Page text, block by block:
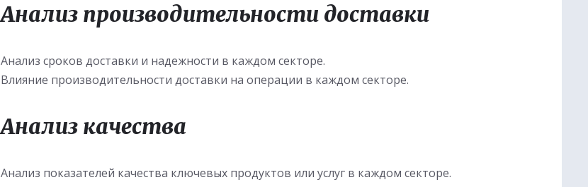
Анализ производительности доставки
Анализ сроков доставки и надежности в каждом секторе.
Влияние производительности доставки на операции в каждом секторе.
Анализ качества
Анализ показателей качества ключевых продуктов или услуг в каждом секторе.